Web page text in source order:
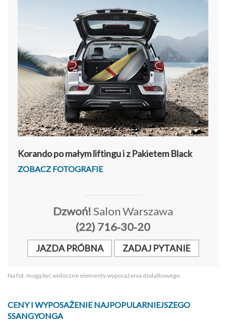
Korando po małym liftingu i z Pakietem Black
ZOBACZ FOTOGRAFIE
Dzwoń!Salon Warszawa
(22) 716‑30‑20
JAZDA PRÓBNA ZADAJ PYTANIE
Na fot. mogą być widoczne elementy wyposażenia dodatkowego.
CENY I WYPOSAŻENIE NAJPOPULARNIEJSZEGO
SSANGYONGA